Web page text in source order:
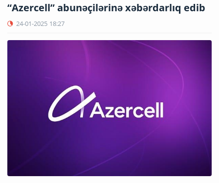
“Azercell” abunəçilərinə xəbərdarlıq edib
24-01-2025 18:27